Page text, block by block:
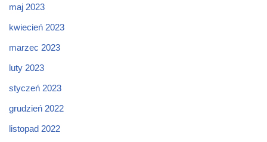
maj 2023
kwiecień 2023
marzec 2023
luty 2023
styczeń 2023
grudzień 2022
listopad 2022